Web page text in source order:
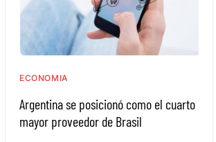
ECONOMIA
Argentina se posicionó como el cuarto
mayor proveedor de Brasil